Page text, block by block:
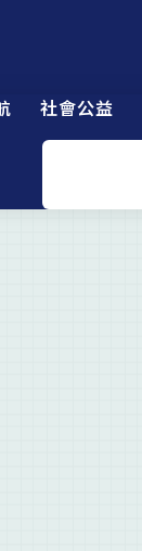
社會公益